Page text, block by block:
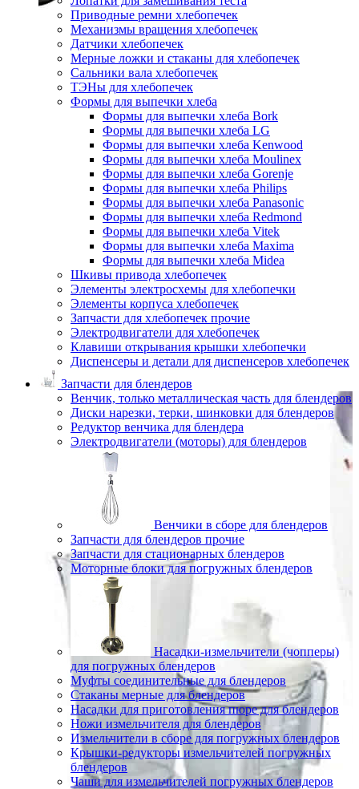
Приводные ремни хлебопечек
Механизмы вращения хлебопечек
Датчики хлебопечек
Мерные ложки и стаканы для хлебопечек
Сальники вала хлебопечек
ТЭНы для хлебопечек
Формы для выпечки хлеба
Формы для выпечки хлеба Bork
Формы для выпечки хлеба LG
Формы для выпечки хлеба Kenwood
Формы для выпечки хлеба Moulinex
Формы для выпечки хлеба Gorenje
Формы для выпечки хлеба Philips
Формы для выпечки хлеба Panasonic
Формы для выпечки хлеба Redmond
Формы для выпечки хлеба Vitek
Формы для выпечки хлеба Maxima
Формы для выпечки хлеба Midea
Шкивы привода хлебопечек
Элементы электросхемы для хлебопечки
Элементы корпуса хлебопечек
Запчасти для хлебопечек прочие
Электродвигатели для хлебопечек
Клавиши открывания крышки хлебопечки
Диспенсеры и детали для диспенсеров хлебопечек
Запчасти для блендеров
Венчик, только металлическая часть для блендеров
Диски нарезки, терки, шинковки для блендеров
Редуктор венчика для блендера
Электродвигатели (моторы) для блендеров
Венчики в сборе для блендеров
Запчасти для блендеров прочие
Запчасти для стационарных блендеров
Моторные блоки для погружных блендеров
Насадки-измельчители (чопперы)
для погружных блендеров
Муфты соединительные для блендеров
Стаканы мерные для блендеров
Насадки для приготовления пюре для блендеров
Ножи измельчителя для блендеров
Измельчители в сборе для погружных блендеров
Крышки-редукторы измельчителей погружных
блендеров
Чаши для измельчителей погружных блендеров